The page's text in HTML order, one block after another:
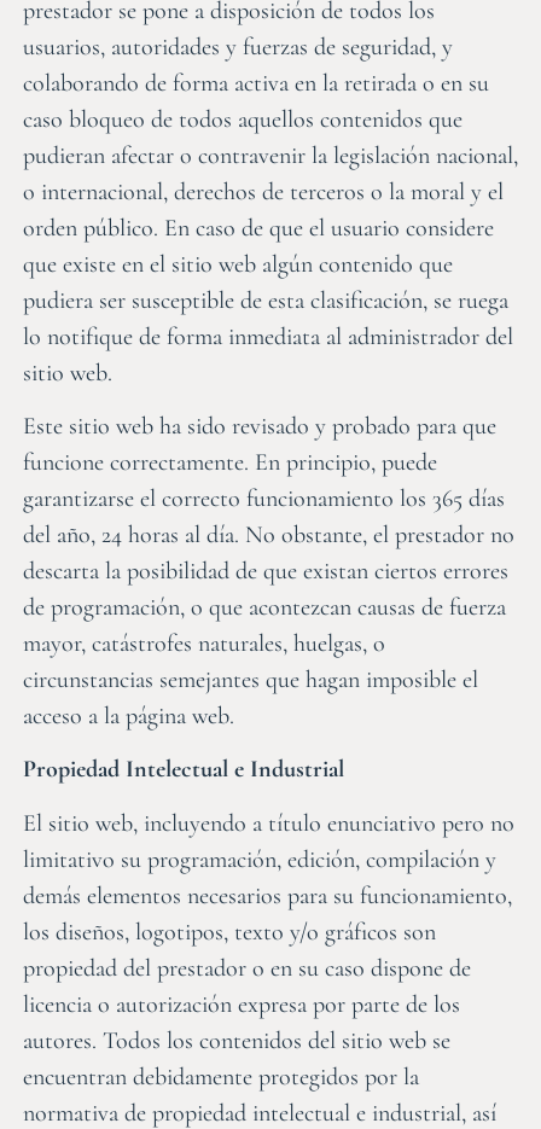
prestador se pone a disposición de todos los
usuarios, autoridades y fuerzas de seguridad, y
colaborando de forma activa en la retirada o en su
caso bloqueo de todos aquellos contenidos que
pudieran afectar o contravenir la legislación nacional,
o internacional, derechos de terceros o la moral y el
orden público. En caso de que el usuario considere
que existe en el sitio web algún contenido que
pudiera ser susceptible de esta clasificación, se ruega
lo notifique de forma inmediata al administrador del
sitio web.
Este sitio web ha sido revisado y probado para que
funcione correctamente. En principio, puede
garantizarse el correcto funcionamiento los 365 días
del año, 24 horas al día. No obstante, el prestador no
descarta la posibilidad de que existan ciertos errores
de programación, o que acontezcan causas de fuerza
mayor, catástrofes naturales, huelgas, o
circunstancias semejantes que hagan imposible el
acceso a la página web.
Propiedad Intelectual e Industrial
El sitio web, incluyendo a título enunciativo pero no
limitativo su programación, edición, compilación y
demás elementos necesarios para su funcionamiento,
los diseños, logotipos, texto y/o gráficos son
propiedad del prestador o en su caso dispone de
licencia o autorización expresa por parte de los
autores. Todos los contenidos del sitio web se
encuentran debidamente protegidos por la
normativa de propiedad intelectual e industrial, así